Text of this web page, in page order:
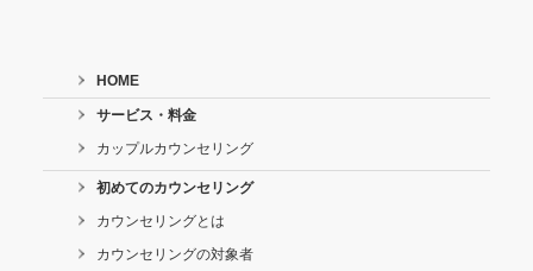
HOME
サービス・料金
カップルカウンセリング
初めてのカウンセリング
カウンセリングとは
カウンセリングの対象者